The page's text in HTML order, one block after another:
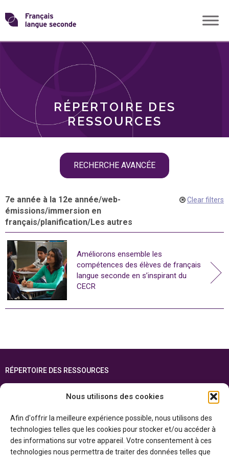
Nous utilisons des cookies
Afin d'offrir la meilleure expérience possible, nous utilisons des
technologies telles que les cookies pour stocker et/ou accéder à
des informations sur votre appareil. Votre consentement à ces
technologies nous permettra de traiter des données telles que
Skip
toTransformons
langue
RÉPERTOIRE DES
RESSOURCES
RECHERCHE AVANCÉE
THÈMES
7e année à la 12e année/web-
émissions/immersion en
français/planification/Les autres
Clear filters
Améliorons ensemble les
compétences des élèves de français
langue seconde en s’inspirant du
CECR
RÉPERTOIRE DES RESSOURCES
ENGLISH
Cette ressource est réalisée grâce au soutien financier du gouvernement de
l’Ontario et du gouvernement duCanada par l’entremise du ministère du